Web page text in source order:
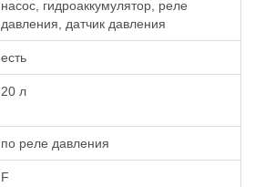
насос, гидроаккумулятор, реле
давления, датчик давления
есть
20 л
по реле давления
F